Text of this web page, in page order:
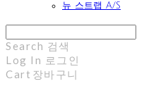
뉴 스트랩 A/S
Search 검색
Log In 로그인
Cart 장바구니